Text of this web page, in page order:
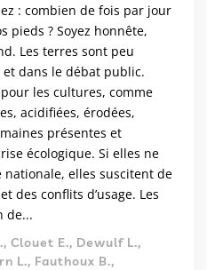
: combien de fois par jour
pieds ? Soyez honnête,
Les terres sont peu
dans le débat public.
les cultures, comme
acidifiées, érodées,
présentes et
écologique. Si elles ne
elles suscitent de
des conflits d’usage. Les
de...
Clouet E., Dewulf L.,
L., Fauthoux B.,